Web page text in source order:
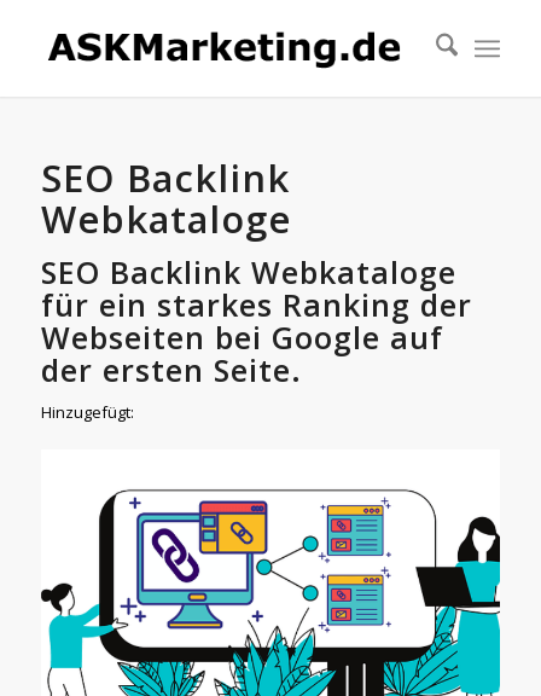
SEO Backlink
Webkataloge
SEO Backlink Webkataloge
für ein starkes Ranking der
Webseiten bei Google auf
der ersten Seite.
Hinzugefügt: